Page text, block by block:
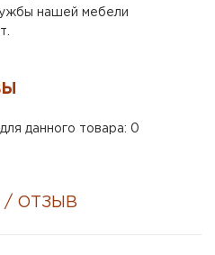
нашей мебели
данного товара: 0
/ ОТЗЫВ